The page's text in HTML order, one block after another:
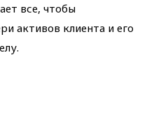
все, чтобы
активов клиента и его